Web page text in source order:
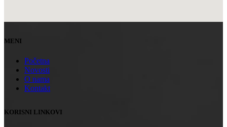
MENI
Početna
Novosti
O nama
Kontakt
KORISNI LINKOVI